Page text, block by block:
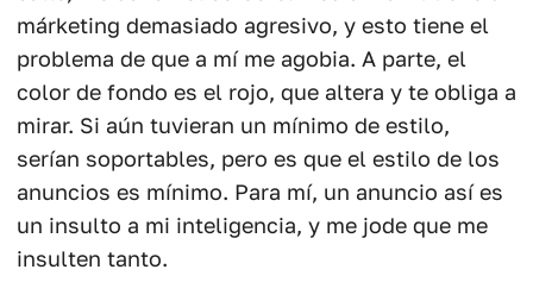
márketing demasiado agresivo, y esto tiene el
problema de que a mí me agobia. A parte, el
color de fondo es el rojo, que altera y te obliga a
mirar. Si aún tuvieran un mínimo de estilo,
serían soportables, pero es que el estilo de los
anuncios es mínimo. Para mí, un anuncio así es
un insulto a mi inteligencia, y me jode que me
insulten tanto.